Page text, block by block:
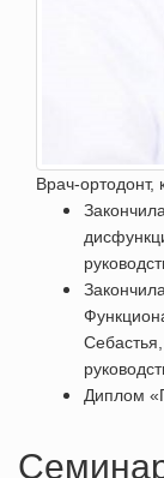
Врач-ортодонт,
Диплом